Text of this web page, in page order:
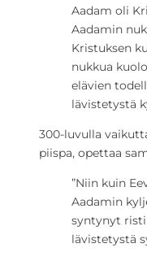
Aadam oli
Aadamin
Kristuksen
nukkua
elävien
lävistetystä
300-luvulla
piispa, opettaa
”Niin kuin
Aadamin
syntynyt
lävistetystä